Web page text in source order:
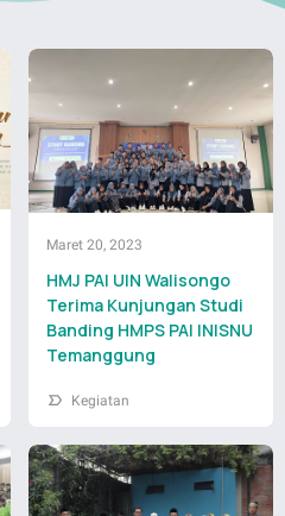
Maret 20, 2023
HMJ PAI UIN Walisongo
Terima Kunjungan Studi
Banding HMPS PAI INISNU
Temanggung
Kegiatan